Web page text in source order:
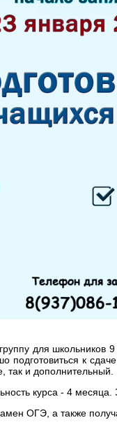
для школьников
к
так и дополнительный.
курса - 4
ОГЭ, а также